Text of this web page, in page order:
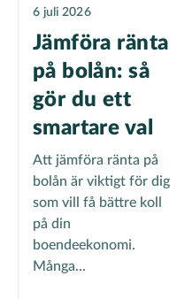
6 juli 2026
Jämföra ränta
på bolån: så
gör du ett
smartare val
Att jämföra ränta på
bolån är viktigt för dig
som vill få bättre koll
på din
boendeekonomi.
Många...